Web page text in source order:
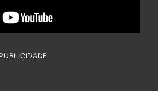
PUBLICIDADE